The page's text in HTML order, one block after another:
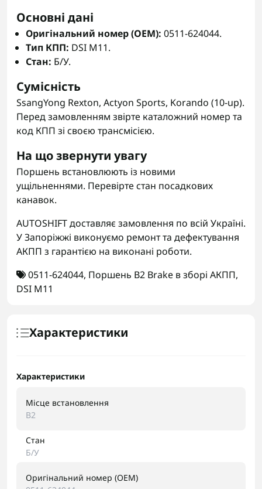
Основні дані
Оригінальний номер (OEM): 0511-624044.
Тип КПП: DSI M11.
Стан: Б/У.
Сумісність
SsangYong Rexton, Actyon Sports, Korando (10-up).
Перед замовленням звірте каталожний номер та
код КПП зі своєю трансмісією.
На що звернути увагу
Поршень встановлюють із новими
ущільненнями. Перевірте стан посадкових
канавок.
AUTOSHIFT доставляє замовлення по всій Україні.
У Запоріжжі виконуємо ремонт та дефектування
АКПП з гарантією на виконані роботи.
0511-624044, Поршень B2 Brake в зборі АКПП,
DSI M11
Характеристики
Характеристики
Місце встановлення
B2
Стан
Б/У
Оригінальний номер (OEM)